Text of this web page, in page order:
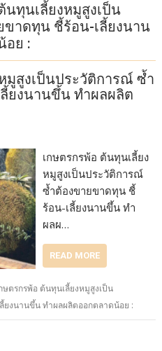
นทุนเลี้ยงหมูสูงเป็น
าดทุน ชี้ร้อน-เลี้ยงนาน
อย :
มูสูงเป็นประวัติการณ์ ซ้ำ
ยงนานขึ้น ทำผลผลิต
เกษตรกรพ้อ ต้นทุนเลี้ยง
หมูสูงเป็นประวัติการณ์
ซ้ำต้องขายขาดทุน ชี้
ร้อน-เลี้ยงนานขึ้น ทำ
ผลผ…
READ MORE
ษตรกรพ้อ ต้นทุนเลี้ยงหมูสูงเป็น
งนานขึ้น ทำผลผลิตออกตลาดน้อย :